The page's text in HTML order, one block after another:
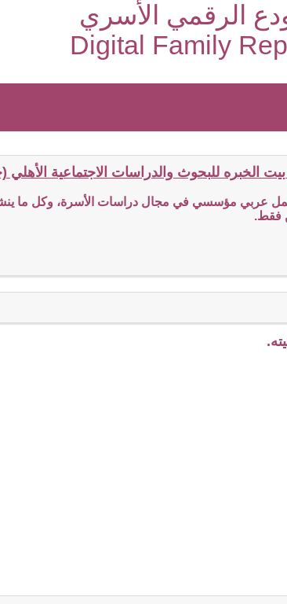
الرقمي الأسري
Digital Family
الخبره للبحوث والدراسات الاجتماعية الأهلي
عربي مؤسسي في مجال دراسات الأسرة، وكل ما
فقط.